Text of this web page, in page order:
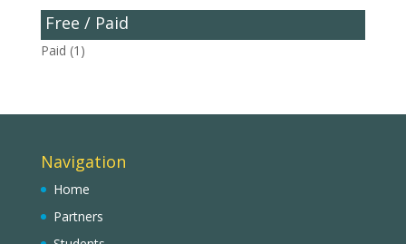
Free / Paid
Paid (1)
Navigation
Home
Partners